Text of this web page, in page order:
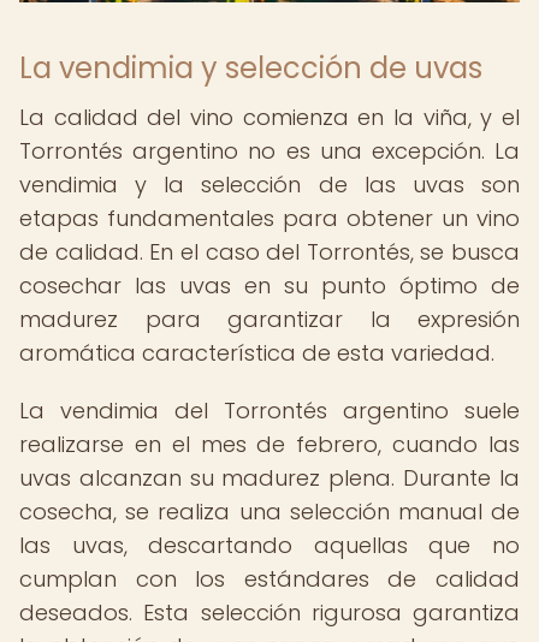
La vendimia y selección de uvas
La calidad del vino comienza en la viña, y el
Torrontés argentino no es una excepción. La
vendimia y la selección de las uvas son
etapas fundamentales para obtener un vino
de calidad. En el caso del Torrontés, se busca
cosechar las uvas en su punto óptimo de
madurez para garantizar la expresión
aromática característica de esta variedad.
La vendimia del Torrontés argentino suele
realizarse en el mes de febrero, cuando las
uvas alcanzan su madurez plena. Durante la
cosecha, se realiza una selección manual de
las uvas, descartando aquellas que no
cumplan con los estándares de calidad
deseados. Esta selección rigurosa garantiza